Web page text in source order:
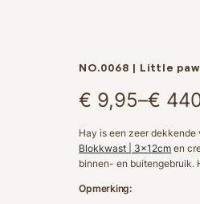
NO.0068 | Little
€ 9,95–€
Prijsklasse:
€ 9,95
tot
€ 440,00
Hay is een zeer
Blokkwast | 3x12cm en
binnen- en buitengebruik.
Opmerking: